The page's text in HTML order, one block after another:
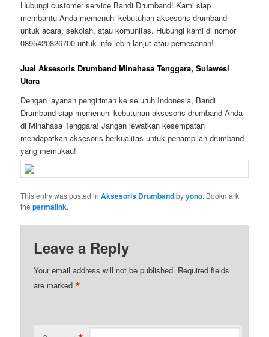
Hubungi customer service Bandi Drumband! Kami siap
membantu Anda memenuhi kebutuhan aksesoris drumband
untuk acara, sekolah, atau komunitas. Hubungi kami di nomor
0895420826700 untuk info lebih lanjut atau pemesanan!
Jual Aksesoris Drumband Minahasa Tenggara, Sulawesi
Utara
Dengan layanan pengiriman ke seluruh Indonesia, Bandi
Drumband siap memenuhi kebutuhan aksesoris drumband Anda
di Minahasa Tenggara! Jangan lewatkan kesempatan
mendapatkan aksesoris berkualitas untuk penampilan drumband
yang memukau!
This entry was posted inAksesoris Drumbandbyyono. Bookmark
thepermalink.
Leave a Reply
Your email address will not be published. Required fields
are marked*